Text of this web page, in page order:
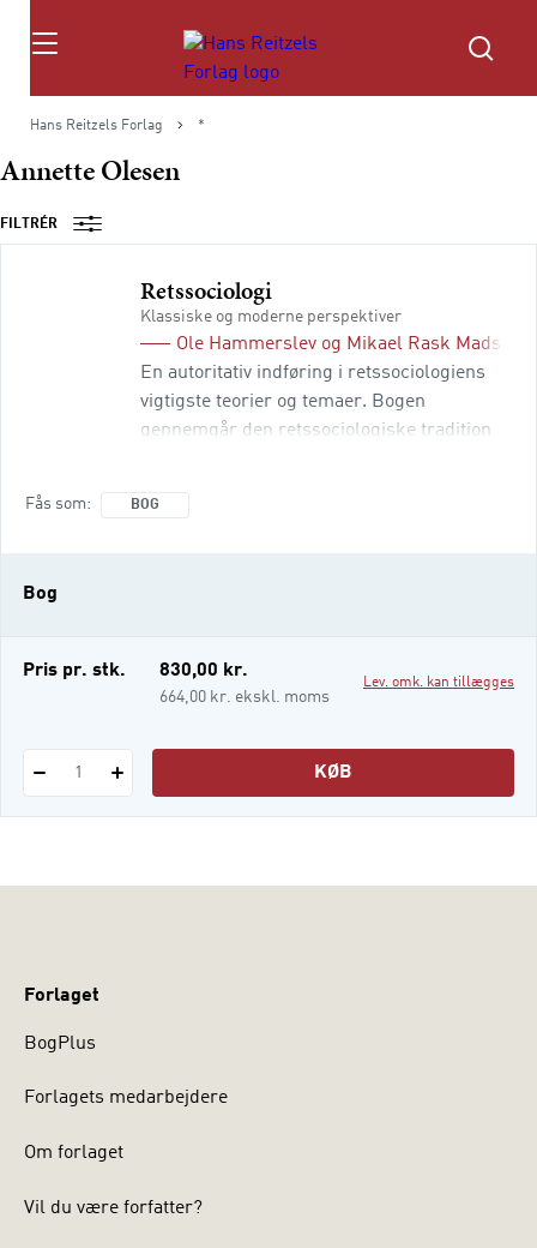
Søg
Hans Reitzels Forlag *
Annette Olesen
FILTRÉR
Retssociologi
Klassiske og moderne perspektiver
Ole Hammerslev og Mikael Rask Madsen
En autoritativ indføring i retssociologiens
vigtigste teorier og temaer. Bogen
gennemgår den retssociologiske tradition
oversættelser af kernetekster i den
Fås som BOG
Bog
Pris pr. stk. 830,00 kr.
664,00 kr. ekskl. moms
Lev. omk. kan tillægges
1 KØB
Forlaget
BogPlus
Forlagets medarbejdere
Om forlaget
Vil du være forfatter?